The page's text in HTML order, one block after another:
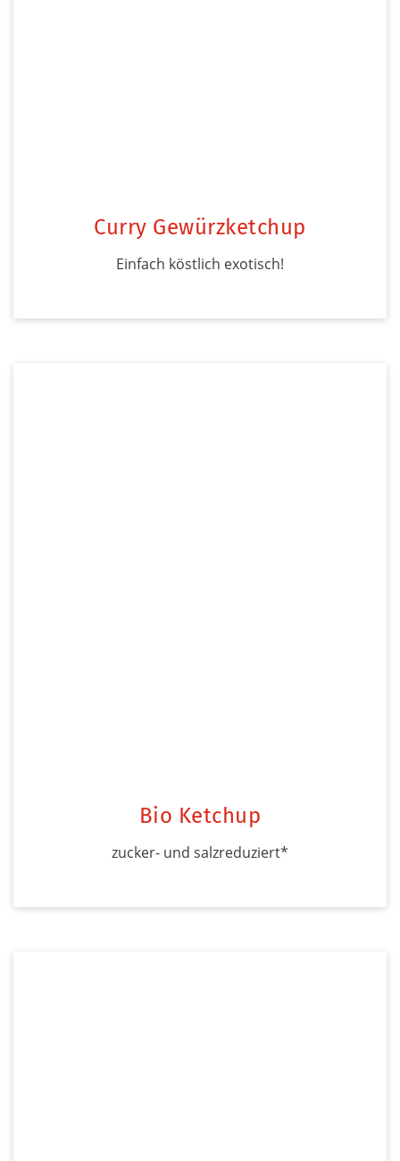
Curry Gewürzketchup
Einfach köstlich exotisch!
Bio Ketchup
zucker- und salzreduziert*